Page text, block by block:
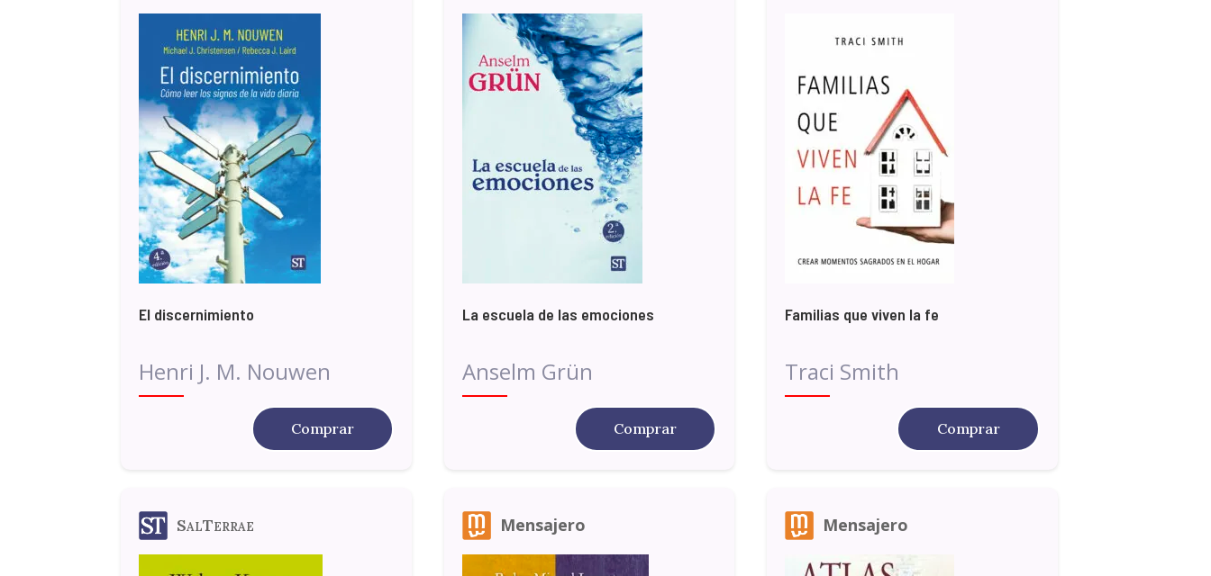
El discernimiento
Henri J. M. Nouwen
Comprar
La escuela de las emociones
Anselm Grün
Comprar
Familias que viven la fe
Traci Smith
Comprar
SalTerrae Mensajero Mensajero